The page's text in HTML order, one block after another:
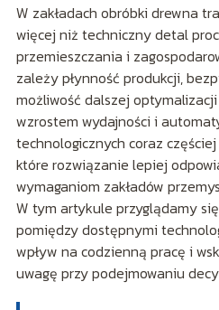
W zakładach obróbki drewna
więcej niż techniczny detal
przemieszczania i
zależy płynność produkcji,
możliwość dalszej
wzrostem wydajności i
technologicznych coraz
które rozwiązanie lepiej
wymaganiom zakładów
W tym artykule przyglądamy
pomiędzy dostępnymi
wpływ na codzienną pracę i
uwagę przy podejmowaniu